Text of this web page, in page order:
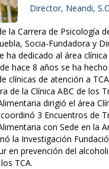
Director, Neandi,
la Carrera de Psicología
Socia-Fundadora y
ha dedicado al área
hace 8 años se ha
clínicas de atención a
de la Clínica ABC de los
dirigió el área
3 Encuentros de
con Sede en la
la Investigación
en prevención del
TCA.